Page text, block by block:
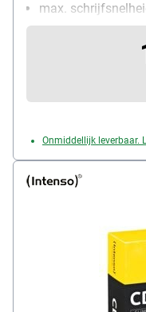
max.
Bijzonderheden:
Inhoud per pak:
Onmiddellijk leverbaar.